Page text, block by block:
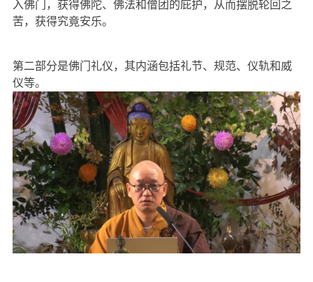
入佛门，获得佛陀、佛法和僧团的庇护，从而摆脱轮回之
苦，获得究竟安乐。
第二部分是佛门礼仪，其内涵包括礼节、规范、仪轨和威
仪等。